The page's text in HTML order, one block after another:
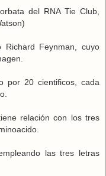
del RNA Tie Club,
Richard Feynman, cuyo
por 20 cientificos, cada
relación con los tres
las tres letras